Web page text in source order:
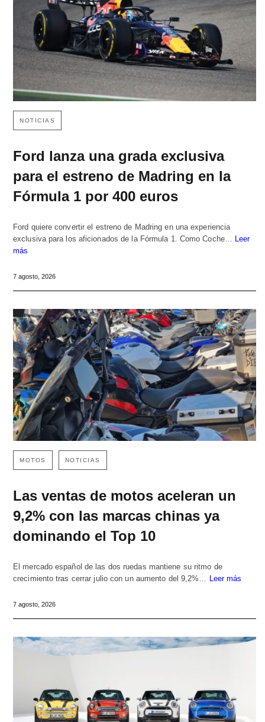
NOTICIAS
Ford lanza una grada exclusiva
para el estreno de Madring en la
Fórmula 1 por 400 euros
Ford quiere convertir el estreno de Madring en una experiencia
exclusiva para los aficionados de la Fórmula 1. Como Coche… Leer
más
7 agosto, 2026
MOTOS NOTICIAS
Las ventas de motos aceleran un
9,2% con las marcas chinas ya
dominando el Top 10
El mercado español de las dos ruedas mantiene su ritmo de
crecimiento tras cerrar julio con un aumento del 9,2%…
Leer más
7 agosto, 2026